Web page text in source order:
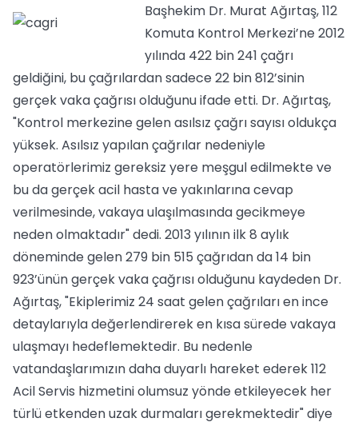
Başhekim Dr. Murat Ağırtaş, 112
Komuta Kontrol Merkezi’ne 2012
yılında 422 bin 241 çağrı
geldiğini, bu çağrılardan sadece 22 bin 812’sinin
gerçek vaka çağrısı olduğunu ifade etti. Dr. Ağırtaş,
"Kontrol merkezine gelen asılsız çağrı sayısı oldukça
yüksek. Asılsız yapılan çağrılar nedeniyle
operatörlerimiz gereksiz yere meşgul edilmekte ve
bu da gerçek acil hasta ve yakınlarına cevap
verilmesinde, vakaya ulaşılmasında gecikmeye
neden olmaktadır" dedi. 2013 yılının ilk 8 aylık
döneminde gelen 279 bin 515 çağrıdan da 14 bin
923’ünün gerçek vaka çağrısı olduğunu kaydeden Dr.
Ağırtaş, "Ekiplerimiz 24 saat gelen çağrıları en ince
detaylarıyla değerlendirerek en kısa sürede vakaya
ulaşmayı hedeflemektedir. Bu nedenle
vatandaşlarımızın daha duyarlı hareket ederek 112
Acil Servis hizmetini olumsuz yönde etkileyecek her
türlü etkenden uzak durmaları gerekmektedir" diye